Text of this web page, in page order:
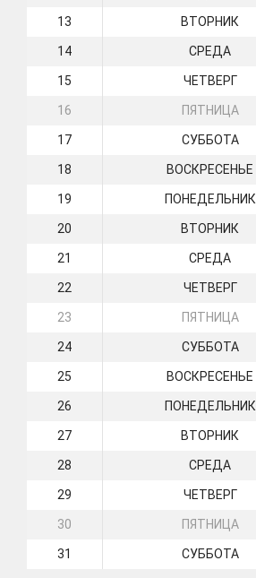
13 ВТОРНИК
14 СРЕДА
15 ЧЕТВЕРГ
16 ПЯТНИЦА
17 СУББОТА
18 ВОСКРЕСЕНЬЕ
19 ПОНЕДЕЛЬНИК
20 ВТОРНИК
21 СРЕДА
22 ЧЕТВЕРГ
23 ПЯТНИЦА
24 СУББОТА
25 ВОСКРЕСЕНЬЕ
26 ПОНЕДЕЛЬНИК
27 ВТОРНИК
28 СРЕДА
29 ЧЕТВЕРГ
30 ПЯТНИЦА
31 СУББОТА